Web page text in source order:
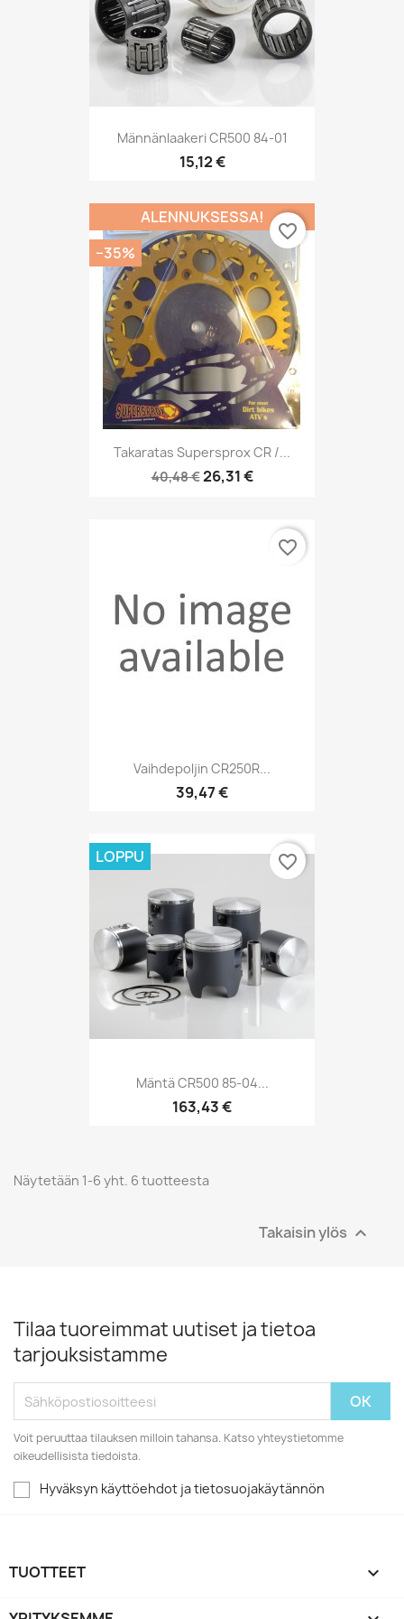
Männänlaakeri CR500 84-01
15,12 €
Takaratas Supersprox CR /...
40,48 €26,31 €
ALENNUKSESSA!
−35%
favorite_border
Vaihdepoljin CR250R...
39,47 €
favorite_border
Mäntä CR500 85-04...
163,43 €
LOPPU favorite_border
Näytetään 1-6 yht. 6 tuotteesta
Takaisin ylös 
Tilaa tuoreimmat uutiset ja tietoa
tarjouksistamme
Voit peruuttaa tilauksen milloin tahansa. Katso yhteystietomme
oikeudellisista tiedoista.
Hyväksyn käyttöehdot ja tietosuojakäytännön
TUOTTEET 